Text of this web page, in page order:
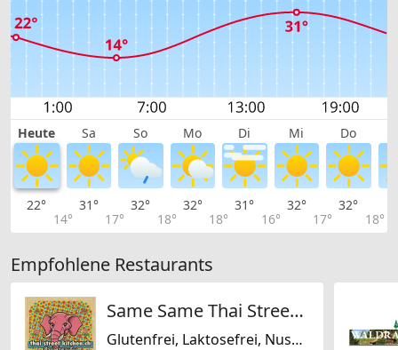
Heute Sa So Mo Di Mi Do
22°
14°
31°
17°
32°
18°
32°
18°
31°
16°
32°
17°
32°
18°
Empfohlene Restaurants
Same Same Thai Street Kitchen Inh. A. Spycher
Glutenfrei, Laktosefrei, Nussfrei, Sojafrei, Nur vegetarisch, Thailändisch